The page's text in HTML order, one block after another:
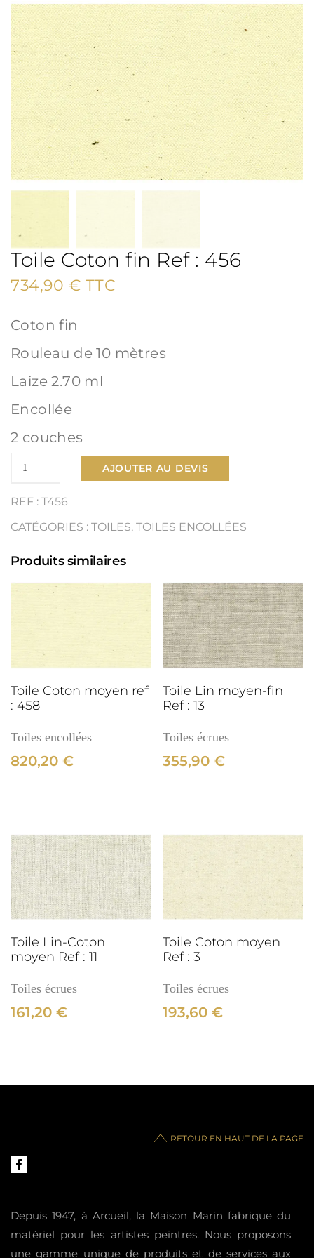
Toile Coton fin Ref : 456
734,90 € TTC
Coton fin
Rouleau de 10 mètres
Laize 2.70 ml
Encollée
2 couches
quantité
de
Toile
AJOUTER AU DEVIS
REF : T456
CATÉGORIES : TOILES, TOILES ENCOLLÉES
Produits similaires
Toile Coton moyen ref
: 458
Toiles encollées
820,20 €
Toile Lin moyen-fin
Ref : 13
Toiles écrues
355,90€
Toile Lin-Coton
moyen Ref : 11
Toiles écrues
161,20 €
3cm
Toile Coton moyen
Ref : 3
Toiles écrues
193,60€
RETOUR EN HAUT DE LA PAGE
Depuis 1947, à Arcueil, la Maison Marin fabrique du
matériel pour les artistes peintres. Nous proposons
une gamme unique de produits et de services aux